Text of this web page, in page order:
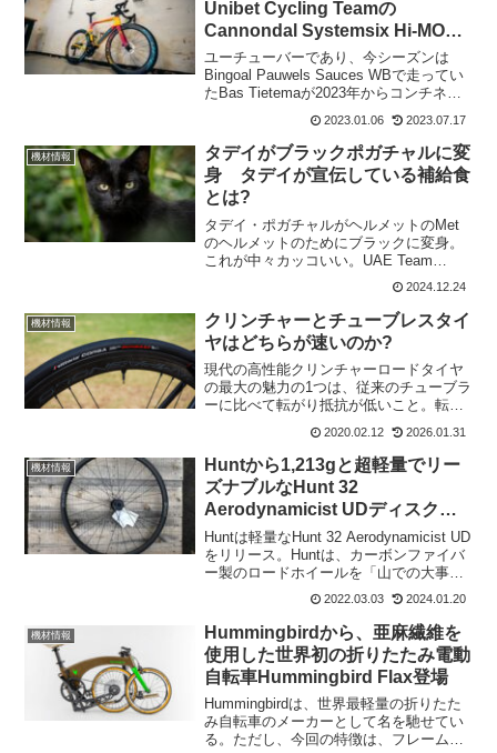
Unibet Cycling Teamの
Cannondal Systemsix Hi-MOD
がハデハデ
ユーチューバーであり、今シーズンは
Bingoal Pauwels Sauces WBで走ってい
たBas Tietemaが2023年からコンチネル
タルチームを立ち上げることが正式に決
定している。この新しいチームで乗る
Cannondal Sys...
2023.01.06 2023.07.17
機材情報
タデイがブラックポガチャルに変
身 タデイが宣伝している補給食
とは?
タデイ・ポガチャルがヘルメットのMet
のヘルメットのためにブラックに変身。
これが中々カッコいい。UAE Team
Emirates XRGのジャージもこれにすれば
よいのに～。ブラック タデイ この投
稿をInstagramで見る ...
2024.12.24
機材情報
クリンチャーとチューブレスタイ
ヤはどちらが速いのか?
現代の高性能クリンチャーロードタイヤ
の最大の魅力の1つは、従来のチューブラ
ーに比べて転がり抵抗が低いこと。転が
り抵抗が大きいタイヤは同じ速度で走行
するためにより多くのパワーを必要とす
るが、転がり抵抗が低いタイヤはより少
ないパワーで良い。市販...
2020.02.12 2026.01.31
機材情報
Huntから1,213gと超軽量でリー
ズナブルなHunt 32
Aerodynamicist UDディスクホ
イール登場
Huntは軽量なHunt 32 Aerodynamicist UD
をリリース。Huntは、カーボンファイバ
ー製のロードホイールを「山での大事な
日のための最初の選択肢」と説明し、ホ
イールの強度と信頼性のためにリムの重
量を可能な限り低くしている...
2022.03.03 2024.01.20
機材情報
Hummingbirdから、亜麻繊維を
使用した世界初の折りたたみ電動
自転車Hummingbird Flax登場
Hummingbirdは、世界最軽量の折りたた
み自転車のメーカーとして名を馳せてい
る。ただし、今回の特徴は、フレーム素